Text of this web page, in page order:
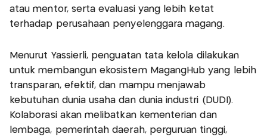
atau mentor, serta evaluasi yang lebih ketat
terhadap perusahaan penyelenggara magang.
Menurut Yassierli, penguatan tata kelola dilakukan
untuk membangun ekosistem MagangHub yang lebih
transparan, efektif, dan mampu menjawab
kebutuhan dunia usaha dan dunia industri (DUDI).
Kolaborasi akan melibatkan kementerian dan
lembaga, pemerintah daerah, perguruan tinggi,